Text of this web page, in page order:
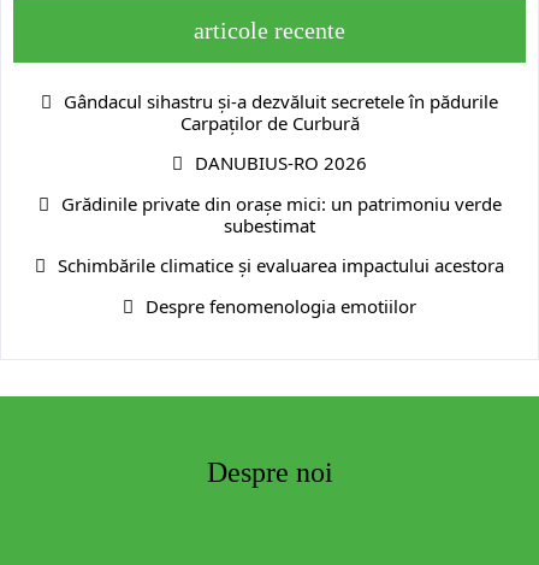
articole recente
Gândacul sihastru și-a dezvăluit secretele în pădurile
Carpaților de Curbură
DANUBIUS-RO 2026
Grădinile private din orașe mici: un patrimoniu verde
subestimat
Schimbările climatice și evaluarea impactului acestora
Despre fenomenologia emotiilor
Despre noi